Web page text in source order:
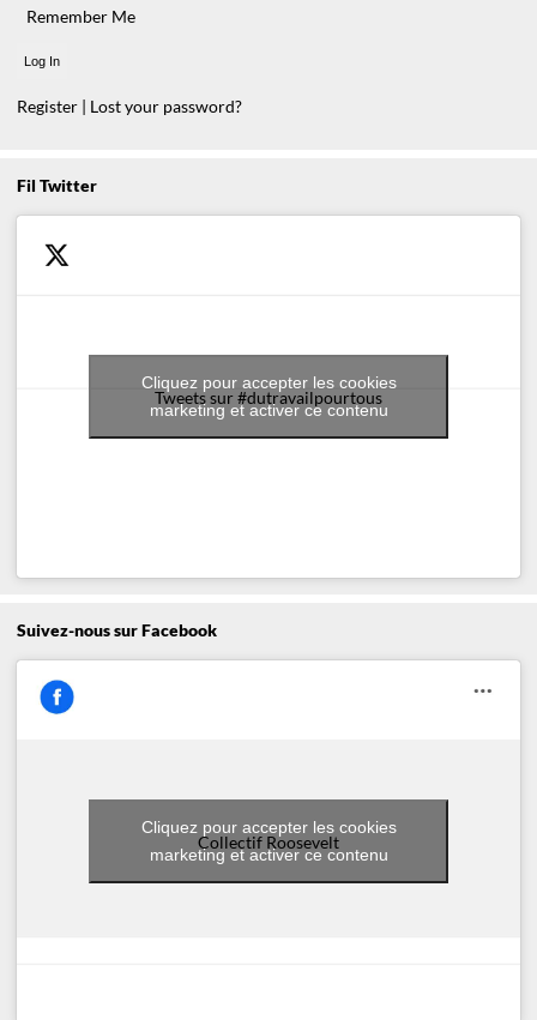
Remember Me
Register | Lost your password?
Fil Twitter
Tweets sur #dutravailpourtous
Cliquez pour accepter les cookies
marketing et activer ce contenu
Suivez-nous sur Facebook
Collectif Roosevelt
Cliquez pour accepter les cookies
marketing et activer ce contenu